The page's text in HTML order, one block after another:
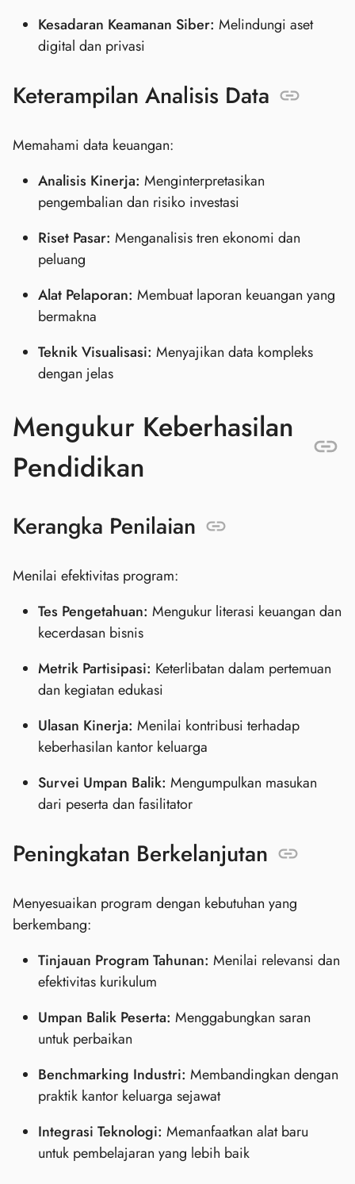
Kesadaran Keamanan Siber: Melindungi aset
digital dan privasi
Keterampilan Analisis Data
Memahami data keuangan:
Analisis Kinerja: Menginterpretasikan
pengembalian dan risiko investasi
Riset Pasar: Menganalisis tren ekonomi dan
peluang
Alat Pelaporan: Membuat laporan keuangan yang
bermakna
Teknik Visualisasi: Menyajikan data kompleks
dengan jelas
Mengukur Keberhasilan
Pendidikan
Kerangka Penilaian
Menilai efektivitas program:
Tes Pengetahuan: Mengukur literasi keuangan dan
kecerdasan bisnis
Metrik Partisipasi: Keterlibatan dalam pertemuan
dan kegiatan edukasi
Ulasan Kinerja: Menilai kontribusi terhadap
keberhasilan kantor keluarga
Survei Umpan Balik: Mengumpulkan masukan
dari peserta dan fasilitator
Peningkatan Berkelanjutan
Menyesuaikan program dengan kebutuhan yang
berkembang:
Tinjauan Program Tahunan: Menilai relevansi dan
efektivitas kurikulum
Umpan Balik Peserta: Menggabungkan saran
untuk perbaikan
Benchmarking Industri: Membandingkan dengan
praktik kantor keluarga sejawat
Integrasi Teknologi: Memanfaatkan alat baru
untuk pembelajaran yang lebih baik